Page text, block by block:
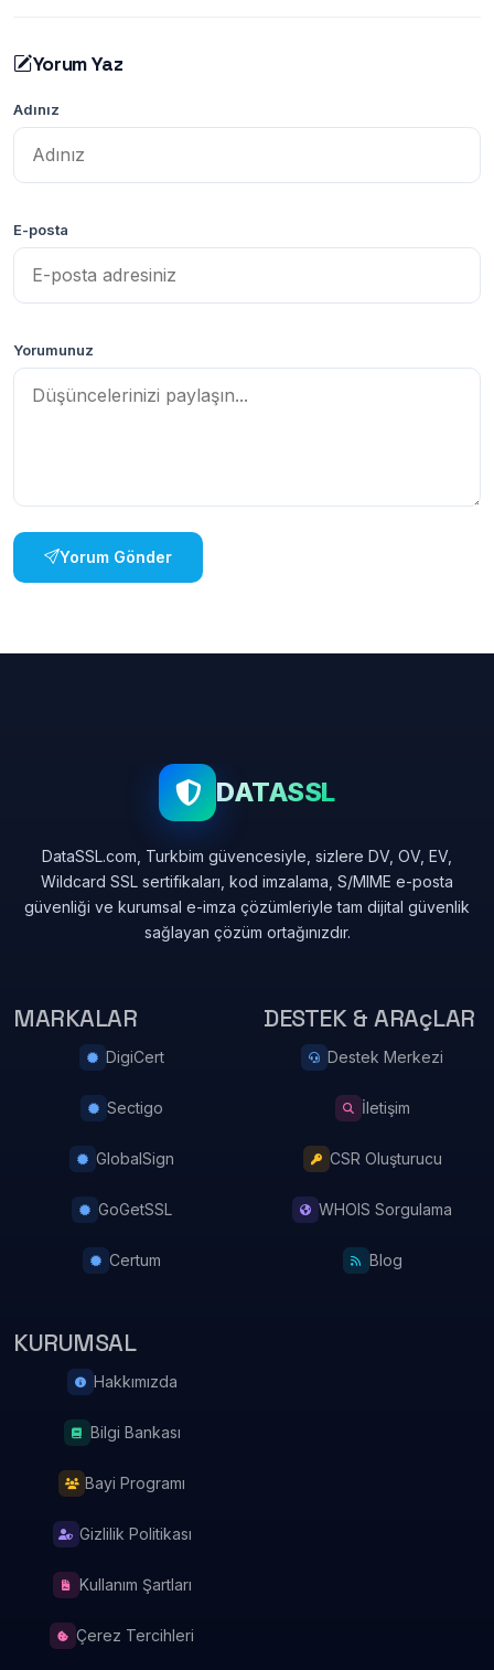
Yorum Yaz
Adınız
E-posta
Yorumunuz
Yorum Gönder
DATASSL
DataSSL.com, Turkbim güvencesiyle, sizlere DV, OV, EV,
Wildcard SSL sertifikaları, kod imzalama, S/MIME e-posta
güvenliği ve kurumsal e-imza çözümleriyle tam dijital güvenlik
sağlayan çözüm ortağınızdır.
MARKALAR
DigiCert
Sectigo
GlobalSign
GoGetSSL
Certum
DESTEK & ARAçLAR
Destek Merkezi
İletişim
CSR Oluşturucu
WHOIS Sorgulama
Blog
KURUMSAL
Hakkımızda
Bilgi Bankası
Bayi Programı
Gizlilik Politikası
Kullanım Şartları
Çerez Tercihleri